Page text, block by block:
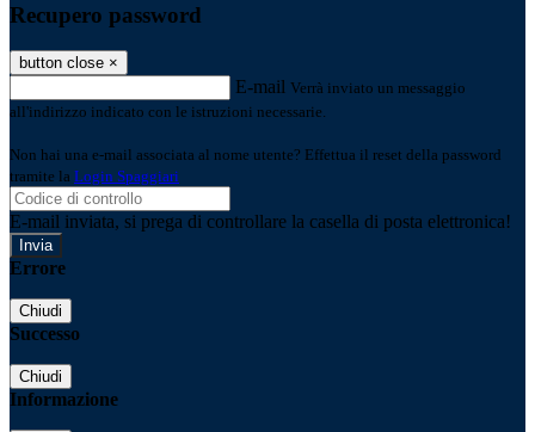
Recupero password
button close ×
E-mail Verrà inviato un messaggio
all'indirizzo indicato con le istruzioni necessarie.
Non hai una e-mail associata al nome utente? Effettua il reset della password
tramite la Login Spaggiari
E-mail inviata, si prega di controllare la casella di posta elettronica!
Errore
Chiudi
Successo
Chiudi
Informazione